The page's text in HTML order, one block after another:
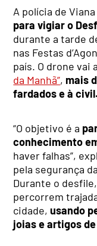
A polícia de
para vigiar o
durante a tarde
nas Festas
país. O drone vai
da Manhã”, mais
fardados e à civil.
“O objetivo é a
conhecimento
haver falhas”,
pela segurança
Durante o
percorrem
cidade,usando
joias e artigos